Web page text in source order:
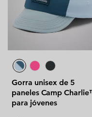
Gorra unisex de 5
paneles Camp
para jóvenes